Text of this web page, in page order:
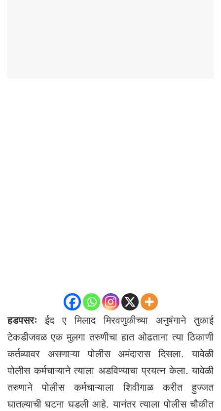
हडपसरःईद ए मिलाद मिरवणुकीच्या अनुषंगाने तुकाई
टेकडीजवळ एक मुलगा तरुणीचा हात ओढताना त्या ठिकाणी
कर्तव्यावर असणाऱ्या पोलीस अमंदारास दिसला. यावेळी
पोलीस कर्मचाऱ्याने त्याला अडविण्याचा प्रयत्न केला. यावेळी
तरुणाने पोलीस कर्मचाऱ्याला शिवीगाळ करीत हुज्जत
घातल्याची घटना घडली आहे. यानंतर त्याला पोलीस चौकीत